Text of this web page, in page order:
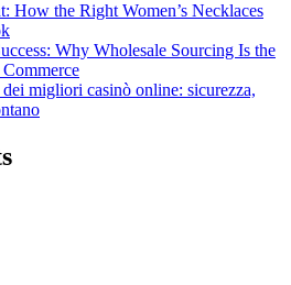
How the Right Women’s Necklaces
Why Wholesale Sourcing Is the
migliori casinò online: sicurezza,